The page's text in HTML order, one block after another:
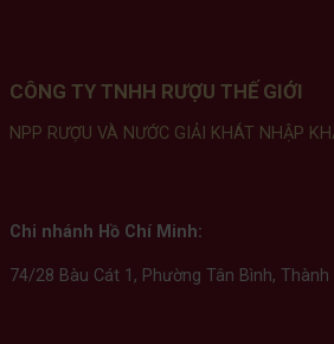
CÔNG TY TNHH RƯỢU THẾ GIỚI
NPP RƯỢU VÀ NƯỚC GIẢI KHÁT NHẬP
Chi nhánh Hồ Chí Minh:
74/28 Bàu Cát 1, Phường Tân Bình, Thành